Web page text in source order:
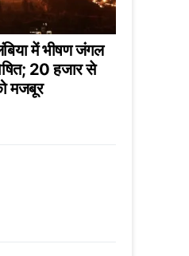
में भीषण जंगल
20 हजार से
मजबूर